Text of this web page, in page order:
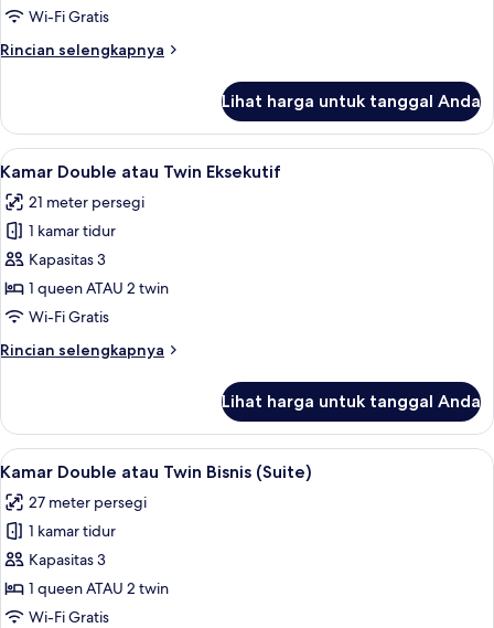
Wi-Fi Gratis
Rincian selengkapnya
Rincian
Kamar
Deluks
Lihat harga untuk tanggal Anda
Lihat
semua
foto
untuk
Kamar
Double
atau
Eksekutif
Kamar Double atau Twin Eksekutif |
3
Kamar Double atau Twin Eksekutif
21 meter persegi
1 kamar tidur
Kapasitas 3
1 queen ATAU 2 twin
Wi-Fi Gratis
Rincian selengkapnya
Rincian
Kamar
Double
atau
Eksekutif
Lihat harga untuk tanggal Anda
Lihat
semua
foto
untuk
Kamar
Double
atau
Kamar Double atau Twin Bisnis
5
Kamar Double atau Twin Bisnis (Suite)
27 meter persegi
1 kamar tidur
Kapasitas 3
1 queen ATAU 2 twin
Wi-Fi Gratis